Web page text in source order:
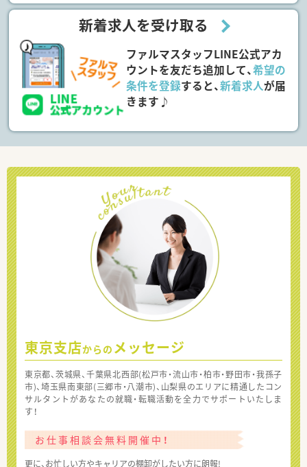
新着求人を受け取る
ファルマスタッフLINE公式アカ
ウントを友だち追加して、希望の
条件を登録すると、新着求人が届
きます♪
東京支店からの メッセージ
東京都、茨城県、千葉県北西部(松戸市・流山市・柏市・野田市・我孫子
市)、埼玉県南東部(三郷市・八潮市)、山梨県のエリアに精通したコン
サルタントがあなたの就職・転職活動を全力でサポートいたしま
す！
お仕事相談会無料開催中！
更に、お忙しい方やキャリアの棚卸がしたい方に朗報!